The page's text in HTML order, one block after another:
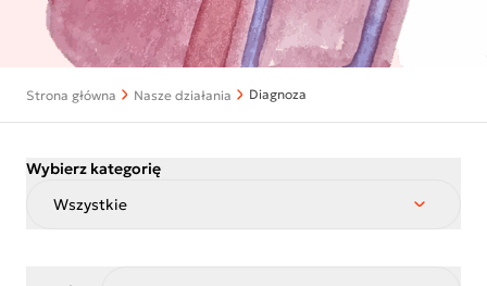
Strona główna Nasze działania Diagnoza
Wybierz kategorię
Wszystkie